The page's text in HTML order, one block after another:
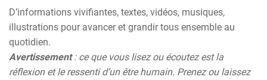
D’informations vivifiantes, textes, vidéos, musiques,
illustrations pour avancer et grandir tous ensemble au
quotidien.
Avertissement: ce que vous lisez ou écoutez est la
réflexion et le ressenti d’un être humain. Prenez ou laissez